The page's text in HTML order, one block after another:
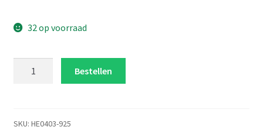
32 op voorraad
Bestellen
SKU: HE0403-925